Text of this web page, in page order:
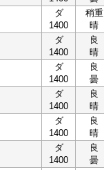
ダ
1400
稍重
晴
ダ
1400
良
晴
ダ
1400
良
曇
ダ
1400
良
晴
ダ
1400
良
晴
ダ
1400
良
曇